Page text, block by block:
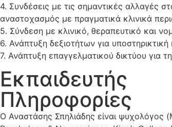
4. Συνδέσεις με τις σημαντικές αλλαγές
αναστοχασμός με πραγματικά κλινικά
5. Σύνδεση με κλινικό, θεραπευτικό και
6. Ανάπτυξη δεξιοτήτων για υποστηρικτική
7. Ανάπτυξη επαγγελματικού δικτύου για
Εκπαιδευτής
Πληροφορίες
Ο Αναστάσης Σπηλιάδης είναι ψυχολόγος